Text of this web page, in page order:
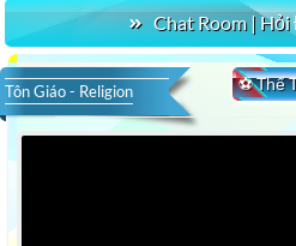
Chat Room |
⚽ Thể
Tôn Giáo - Religion